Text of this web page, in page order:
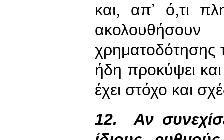
και, απʼ ό,τι
χρηματοδότησης
ήδη προκύψει
έχει στόχο και
12.Αν